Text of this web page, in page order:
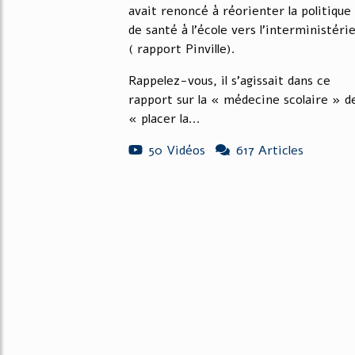
avait renoncé à réorienter la politique
de santé à l'école vers
( rapport Pinville).
Rappelez-vous, il s'agissait dans ce
rapport sur la « médecine scolaire »
« placer la...
50 Vidéos
617 Articles